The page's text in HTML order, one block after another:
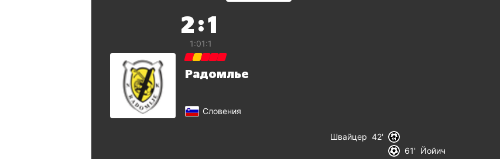
2 :1
1:01:1
Радомлье
Словения
Швайцер 42
61
Йойич